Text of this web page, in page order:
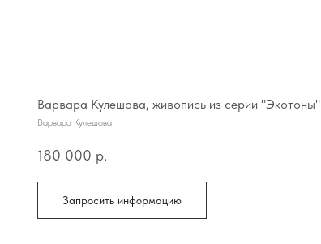
Варвара Кулешова, живопись из серии "Экотоны"
Варвара Кулешова
180 000 р.
Запросить информацию